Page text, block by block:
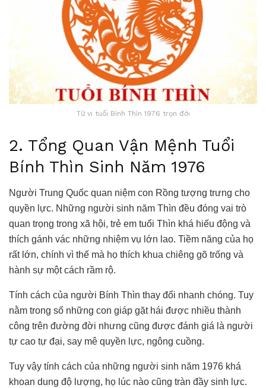
Tử vi tuổi Bính Thìn 1976 trọn đời
2. Tổng Quan Vận Mệnh Tuổi
Bính Thìn Sinh Năm 1976
Người Trung Quốc quan niệm con Rồng tượng trưng cho
quyền lực. Những người sinh năm Thìn đều đóng vai trò
quan trọng trong xã hội, trẻ em tuổi Thìn khá hiếu động và
thích gánh vác những nhiệm vụ lớn lao. Tiềm năng của họ
rất lớn, chính vì thế mà họ thích khua chiêng gõ trống và
hành sự một cách rầm rộ.
Tính cách của người Bính Thìn thay đổi nhanh chóng. Tuy
nằm trong số những con giáp gặt hái được nhiều thành
công trên đường đời nhưng cũng được đánh giá là người
tự cao tự đại, say mê quyền lực, ngông cuồng.
Tuy vậy tính cách của những người sinh năm 1976 khá
khoan dung độ lượng, họ lúc nào cũng tràn đầy sinh lực.